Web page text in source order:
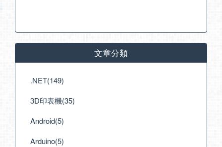
文章分類
.NET(149)
3D印表機(35)
Android(5)
Arduino(5)